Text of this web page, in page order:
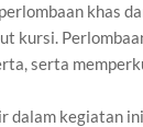
khas
kursi.
serta
dalam kegiatan